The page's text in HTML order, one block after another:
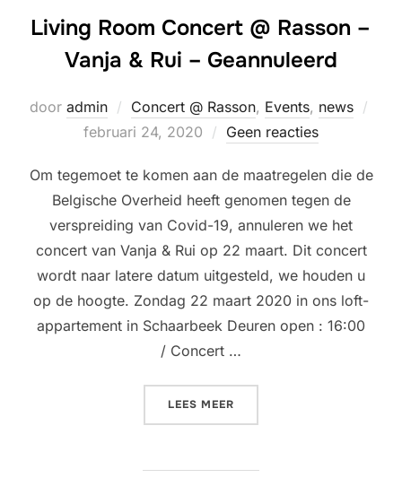
Living Room Concert @ Rasson –
Vanja & Rui – Geannuleerd
door admin Concert @ Rasson, Events, news
februari 24, 2020 Geen reacties
Om tegemoet te komen aan de maatregelen die de
Belgische Overheid heeft genomen tegen de
verspreiding van Covid-19, annuleren we het
concert van Vanja & Rui op 22 maart. Dit concert
wordt naar latere datum uitgesteld, we houden u
op de hoogte. Zondag 22 maart 2020 in ons loft-
appartement in Schaarbeek Deuren open : 16:00
/ Concert …
LEES MEER